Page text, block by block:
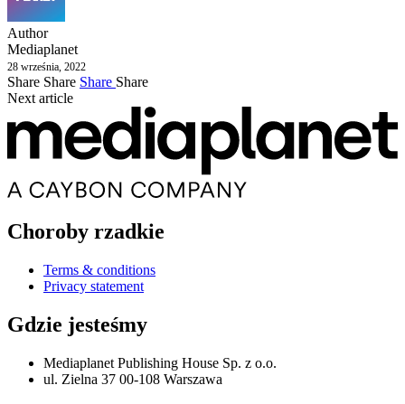
Author
Mediaplanet
28 września, 2022
Share Share Share Share
Next article
Choroby rzadkie
Terms & conditions
Privacy statement
Gdzie jesteśmy
Mediaplanet Publishing House Sp. z o.o.
ul. Zielna 37 00-108 Warszawa